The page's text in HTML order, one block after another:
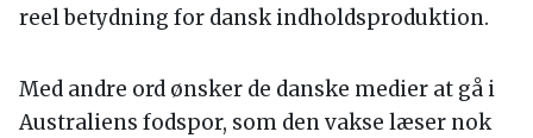
reel betydning for dansk indholdsproduktion.
Med andre ord ønsker de danske medier at gå i
Australiens fodspor, som den vakse læser nok